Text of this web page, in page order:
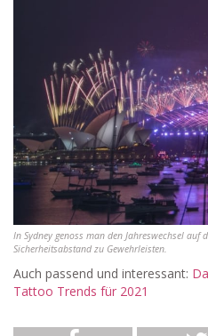
In Sydney genoss man den Jahreswechsel auf
Sicherheitsabstand zu Gewehrleisten.
Auch passend und interessant:
Tattoo Trends für 2021